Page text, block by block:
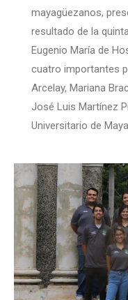
mayagüezanos,
resultado de la
Eugenio María de
cuatro importantes
Arcelay, Mariana
José Luis Martínez
Universitario de